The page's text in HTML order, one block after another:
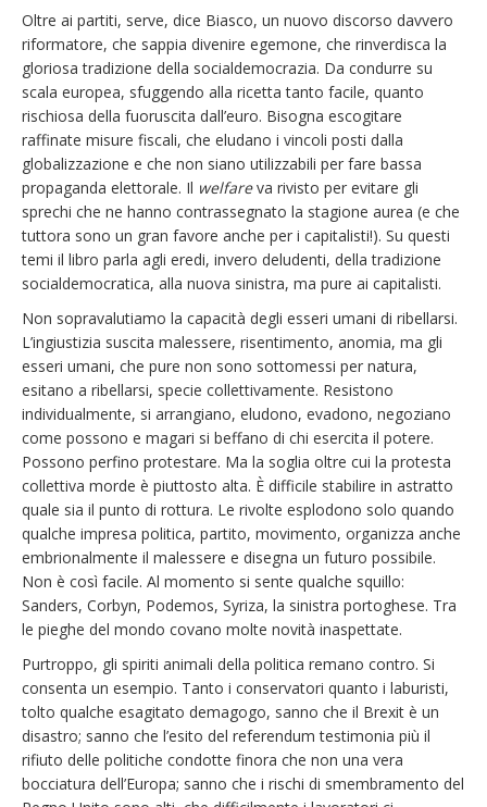
Oltre ai partiti, serve, dice Biasco, un nuovo discorso davvero
riformatore, che sappia divenire egemone, che rinverdisca la
gloriosa tradizione della socialdemocrazia. Da condurre su
scala europea, sfuggendo alla ricetta tanto facile, quanto
rischiosa della fuoruscita dall’euro. Bisogna escogitare
raffinate misure fiscali, che eludano i vincoli posti dalla
globalizzazione e che non siano utilizzabili per fare bassa
propaganda elettorale. Il welfareva rivisto per evitare gli
sprechi che ne hanno contrassegnato la stagione aurea (e che
tuttora sono un gran favore anche per i capitalisti!). Su questi
temi il libro parla agli eredi, invero deludenti, della tradizione
socialdemocratica, alla nuova sinistra, ma pure ai capitalisti.
Non sopravalutiamo la capacità degli esseri umani di ribellarsi.
L’ingiustizia suscita malessere, risentimento, anomia, ma gli
esseri umani, che pure non sono sottomessi per natura,
esitano a ribellarsi, specie collettivamente. Resistono
individualmente, si arrangiano, eludono, evadono, negoziano
come possono e magari si beffano di chi esercita il potere.
Possono perfino protestare. Ma la soglia oltre cui la protesta
collettiva morde è piuttosto alta. È difficile stabilire in astratto
quale sia il punto di rottura. Le rivolte esplodono solo quando
qualche impresa politica, partito, movimento, organizza anche
embrionalmente il malessere e disegna un futuro possibile.
Non è così facile. Al momento si sente qualche squillo:
Sanders, Corbyn, Podemos, Syriza, la sinistra portoghese. Tra
le pieghe del mondo covano molte novità inaspettate.
Purtroppo, gli spiriti animali della politica remano contro. Si
consenta un esempio. Tanto i conservatori quanto i laburisti,
tolto qualche esagitato demagogo, sanno che il Brexit è un
disastro; sanno che l’esito del referendum testimonia più il
rifiuto delle politiche condotte finora che non una vera
bocciatura dell’Europa; sanno che i rischi di smembramento del